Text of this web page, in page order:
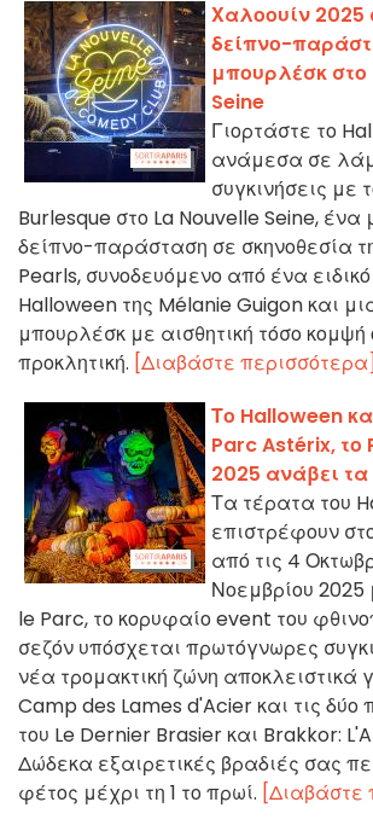
Χαλοουίν 2025
δείπνο-
μπουρλέσκ στο
Seine
Γιορτάστε το
ανάμεσα σε
συγκινήσεις με
Burlesque στο La Nouvelle Seine, ένα
δείπνο-παράσταση σε σκηνοθεσία
Pearls, συνοδευόμενο από ένα
Halloween της Mélanie Guigon και
μπουρλέσκ με αισθητική τόσο κομψή
προκλητική. [Διαβάστε περισσότερα]
Το Halloween
Parc Astérix, το
2025 ανάβει
Τα τέρατα του
επιστρέφουν
από τις 4
Νοεμβρίου 2025
le Parc, το κορυφαίο event του
σεζόν υπόσχεται πρωτόγνωρες
νέα τρομακτική ζώνη αποκλειστικά
Camp des Lames d'Acier και τις δύο
του Le Dernier Brasier και Brakkor:
Δώδεκα εξαιρετικές βραδιές σας
φέτος μέχρι τη 1 το πρωί. [Διαβάστε